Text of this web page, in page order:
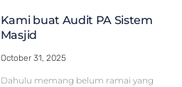
Kami buat Audit PA Sistem
Masjid
October 31, 2025
Dahulu memang belum ramai yang